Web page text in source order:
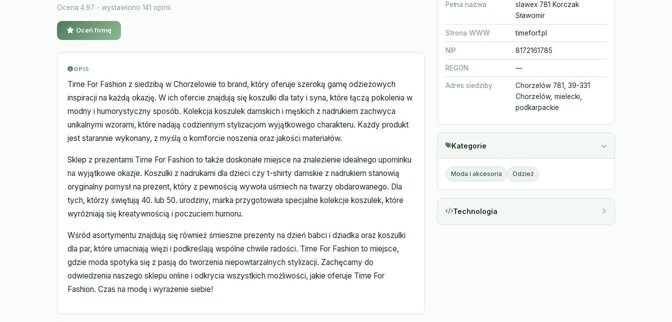
Pełna nazwa
slawex 781 Korczak
Sławomir
Strona WWW timeforf.pl
NIP 8172161785
REGON —
Adres siedziby
Chorzelów 781, 39-331
Chorzelów, mielecki,
podkarpackie
Kategorie
Moda i akcesoria Odzież
Technologia
Ocena 4.97 - wystawiono 141 opinii.
Oceń firmę
OPIS
Time For Fashion z siedzibą w Chorzelowie to brand, który oferuje szeroką gamę odzieżowych
inspiracji na każdą okazję. W ich ofercie znajdują się koszulki dla taty i syna, które łączą pokolenia w
modny i humorystyczny sposób. Kolekcja koszulek damskich i męskich z nadrukiem zachwyca
unikalnymi wzorami, które nadają codziennym stylizacjom wyjątkowego charakteru. Każdy produkt
jest starannie wykonany, z myślą o komforcie noszenia oraz jakości materiałów.
Sklep z prezentami Time For Fashion to także doskonałe miejsce na znalezienie idealnego upominku
na wyjątkowe okazje. Koszulki z nadrukami dla dzieci czy t-shirty damskie z nadrukiem stanowią
oryginalny pomysł na prezent, który z pewnością wywoła uśmiech na twarzy obdarowanego. Dla
tych, którzy świętują 40. lub 50. urodziny, marka przygotowała specjalne kolekcje koszulek, które
wyróżniają się kreatywnością i poczuciem humoru.
Wśród asortymentu znajdują się również śmieszne prezenty na dzień babci i dziadka oraz koszulki
dla par, które umacniają więzi i podkreślają wspólne chwile radości. Time For Fashion to miejsce,
gdzie moda spotyka się z pasją do tworzenia niepowtarzalnych stylizacji. Zachęcamy do
odwiedzenia naszego sklepu online i odkrycia wszystkich możliwości, jakie oferuje Time For
Fashion. Czas na modę i wyrażenie siebie!